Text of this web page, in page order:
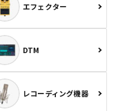
エフェクター
DTM
レコーディング機器